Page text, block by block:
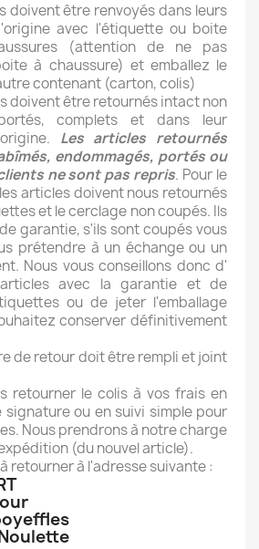
doivent être renvoyés dans leurs
avec l'étiquette ou boite
(attention de ne pas
à chaussure) et emballez le
contenant (carton, colis)
doivent être retournés intact non
complets et dans leur
Les articles retournés
endommagés, portés ou
ne sont pas repris. Pour le
articles doivent nous retournés
et le cerclage non coupés. Ils
garantie, s'ils sont coupés vous
prétendre à un échange ou un
Nous vous conseillons donc d'
avec la garantie et de
ou de jeter l'emballage
conserver définitivement
de retour doit être rempli et joint
retourner le colis à vos frais en
signature ou en suivi simple pour
Nous prendrons à notre charge
(du nouvel article).
retourner à l'adresse suivante :